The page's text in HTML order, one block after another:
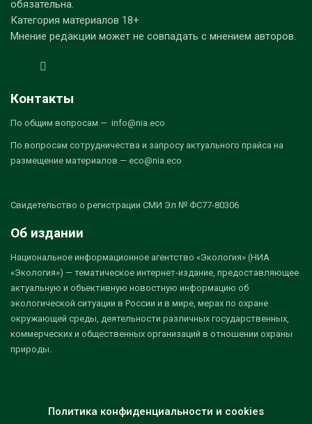
обязательна.
Категория материалов 18+
Мнение редакции может не совпадать с мнением авторов.
Контакты
По общим вопросам — info@nia.eco
По вопросам сотрудничества и запросу актуального прайса на
размещение материалов — eco@nia.eco
Свидетельство о регистрации СМИ Эл № ФС77-80306
Об издании
Национальное информационное агентство «Экология» (НИА
«Экология») — тематическое интернет-издание, предоставляющее
актуальную и объективную новостную информацию об
экологической ситуации в России и в мире, мерах по охране
окружающей среды, деятельности различных государственных,
коммерческих и общественных организаций в отношении охраны
природы.
Политика конфиденциальности и cookies